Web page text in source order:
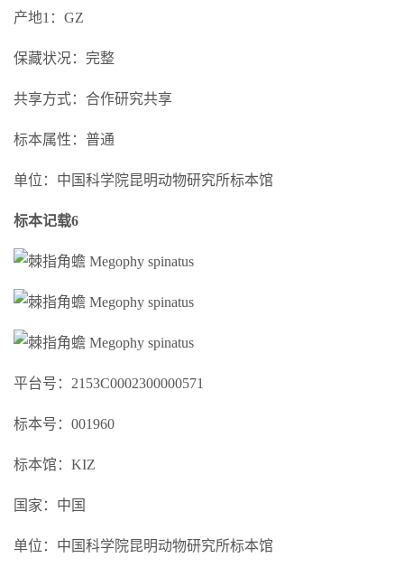
产地1：GZ
保藏状况：完整
共享方式：合作研究共享
标本属性：普通
单位：中国科学院昆明动物研究所标本馆
标本记载6
平台号：2153C0002300000571
标本号：001960
标本馆：KIZ
国家：中国
单位：中国科学院昆明动物研究所标本馆